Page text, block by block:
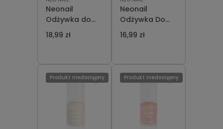
Neonail
Odżywka do
Paznokci 7,2 ml
Nail Repair
18,99 zł
Neonail
Odżywka Do
Paznokci
Calcium Nail
16,99 zł
Produkt niedostępny Produkt niedostępny